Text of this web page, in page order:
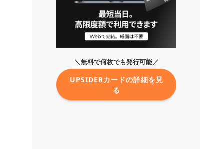
＼無料で何枚でも発行可能／
UPSIDERカードの詳細を見
る